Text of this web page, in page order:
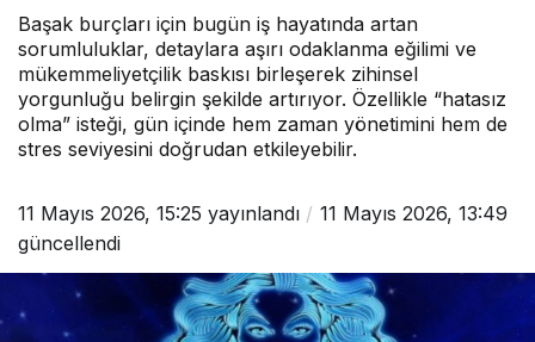
Başak burçları için bugün iş hayatında artan
sorumluluklar, detaylara aşırı odaklanma eğilimi ve
mükemmeliyetçilik baskısı birleşerek zihinsel
yorgunluğu belirgin şekilde artırıyor. Özellikle “hatasız
olma” isteği, gün içinde hem zaman yönetimini hem de
stres seviyesini doğrudan etkileyebilir.
11 Mayıs 2026, 15:25 yayınlandı
11 Mayıs 2026, 13:49
güncellendi